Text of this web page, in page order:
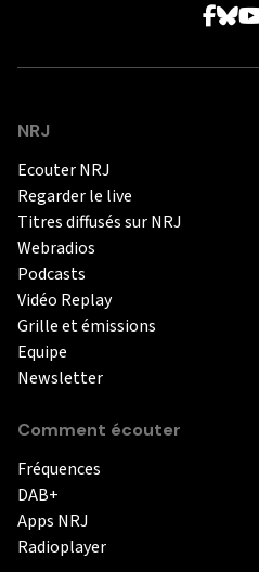
NRJ
Ecouter NRJ
Regarder le live
Titres diffusés sur NRJ
Webradios
Podcasts
Vidéo Replay
Grille et émissions
Equipe
Newsletter
Comment écouter
Fréquences
DAB+
Apps NRJ
Radioplayer